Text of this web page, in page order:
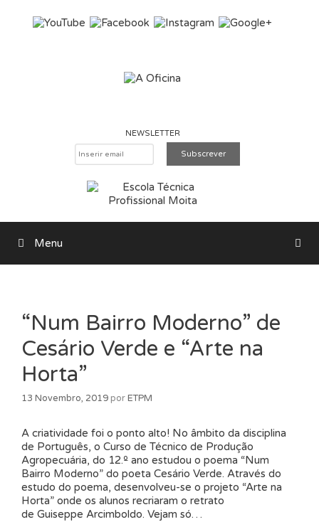
NEWSLETTER
Pesquisar
Menu
“Num Bairro Moderno” de
Cesário Verde e “Arte na
Horta”
13 Novembro, 2019 porETPM
A criatividade foi o ponto alto! No âmbito da disciplina
de Português, o Curso de Técnico de Produção
Agropecuária, do 12.º ano estudou o poema “Num
Bairro Moderno” do poeta Cesário Verde. Através do
estudo do poema, desenvolveu-se o projeto “Arte na
Horta” onde os alunos recriaram o retrato
de Guiseppe Arcimboldo. Vejam só…